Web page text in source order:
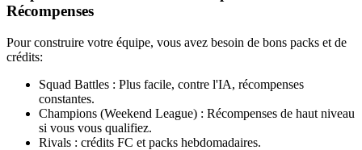
Récompenses
Pour construire votre équipe, vous avez besoin de bons packs et de
crédits:
Squad Battles : Plus facile, contre l'IA, récompenses
constantes.
Champions (Weekend League) : Récompenses de haut niveau
si vous vous qualifiez.
Rivals : crédits FC et packs hebdomadaires.